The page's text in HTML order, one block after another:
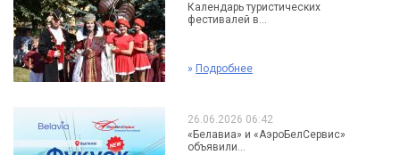
Календарь туристических
фестивалей в...
» Подробнее
26.06.2026 06:42
«Белавиа» и «АэроБелСервис»
объявили...